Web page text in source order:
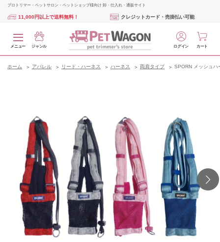
プロトリマー・ペットサロン・ペットショップ様向け 卸・仕入れ・通販サイト
11,000円以上で送料無料！ クレジットカード・売掛払い可能
メニュー ジャンル ログイン カート
ホーム アパレル リード・ハーネス ハーネス 両肩タイプ SPORN メッシュハ